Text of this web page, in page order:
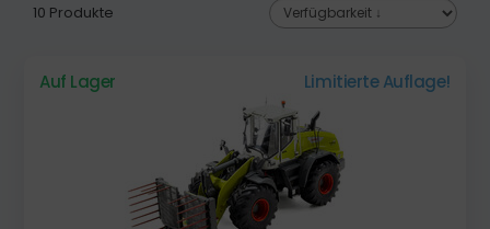
10 Produkte
Auf Lager Limitierte Auflage!